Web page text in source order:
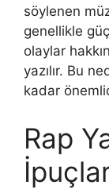
söylenen
genellikle
olaylar
yazılır. Bu
kadar
Rap